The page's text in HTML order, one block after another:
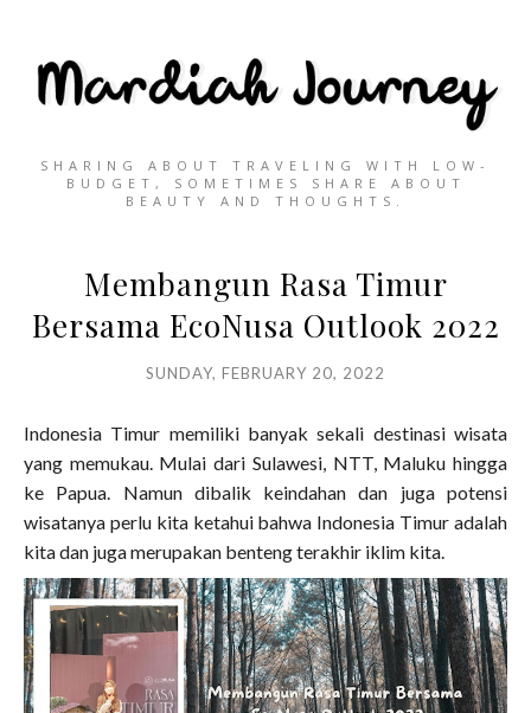
SHARING ABOUT TRAVELING WITH LOW-
BUDGET, SOMETIMES SHARE ABOUT
BEAUTY AND THOUGHTS.
Membangun Rasa Timur
Bersama EcoNusa Outlook 2022
SUNDAY, FEBRUARY 20, 2022
Indonesia Timur memiliki banyak sekali destinasi wisata
yang memukau. Mulai dari Sulawesi, NTT, Maluku hingga
ke Papua. Namun dibalik keindahan dan juga potensi
wisatanya perlu kita ketahui bahwa Indonesia Timur adalah
kita dan juga merupakan benteng terakhir iklim kita.